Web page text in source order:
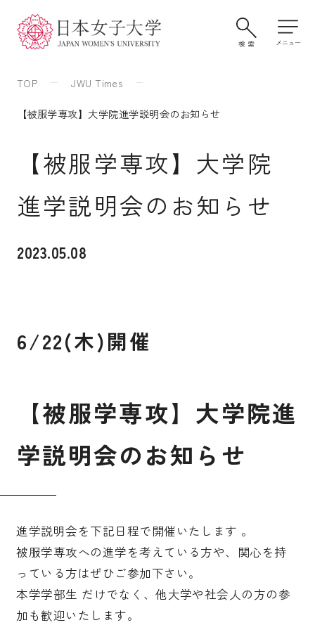
入試案内
キャンパスライフ
国際交流・留学
通信教育・生涯学習
TOP JWU Times
【被服学専攻】大学院進学説明会のお知らせ
【被服学専攻】大学院
進学説明会のお知らせ
2023.05.08
6/22(木)開催
【被服学専攻】 大学院進
学説明会のお知 ら せ
進学説明会を下記日程で開催いたします 。
被服学専攻への進学を考えている方や、関心を持
っている方はぜひご参加下さい。
本学学部生 だけでなく、他大学や社会人の方の参
加も歓迎いたします。